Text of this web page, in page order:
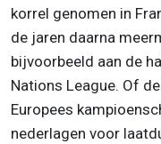
korrel genomen in
de jaren daarna
bijvoorbeeld aan de
Nations League. Of
Europees
nederlagen voor